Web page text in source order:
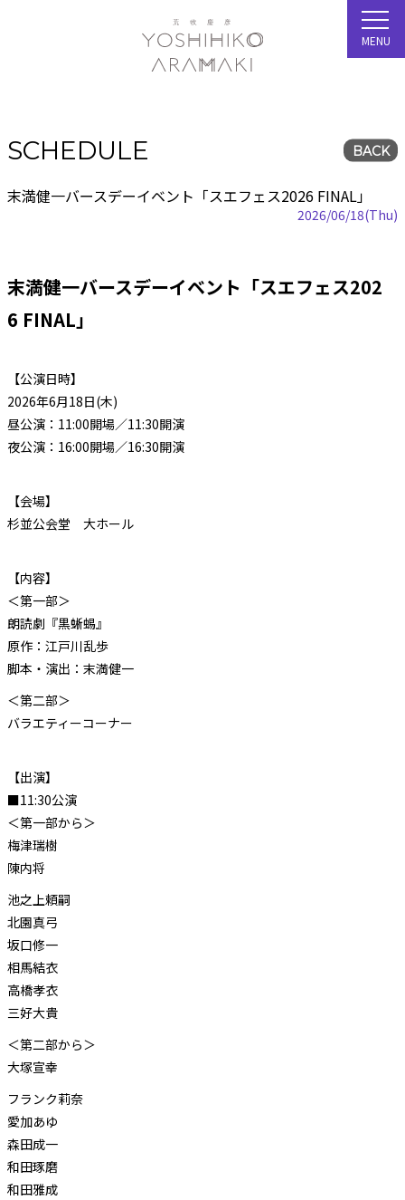
MENU
SCHEDULE BACK
末満健一バースデーイベント「スエフェス2026 FINAL」
2026/06/18(Thu)
末満健一バースデーイベント「スエフェス202
6 FINAL」
【公演日時】
2026年6月18日(木)
昼公演：11:00開場／11:30開演
夜公演：16:00開場／16:30開演
【会場】
杉並公会堂 大ホール
【内容】
＜第一部＞
朗読劇『黒蜥蜴』
原作：江戸川乱歩
脚本・演出：末満健一
＜第二部＞
バラエティーコーナー
【出演】
■11:30公演
＜第一部から＞
梅津瑞樹
陳内将
池之上頼嗣
北園真弓
坂口修一
相馬結衣
高橋孝衣
三好大貴
＜第二部から＞
大塚宣幸
フランク莉奈
愛加あゆ
森田成一
和田琢磨
和田雅成